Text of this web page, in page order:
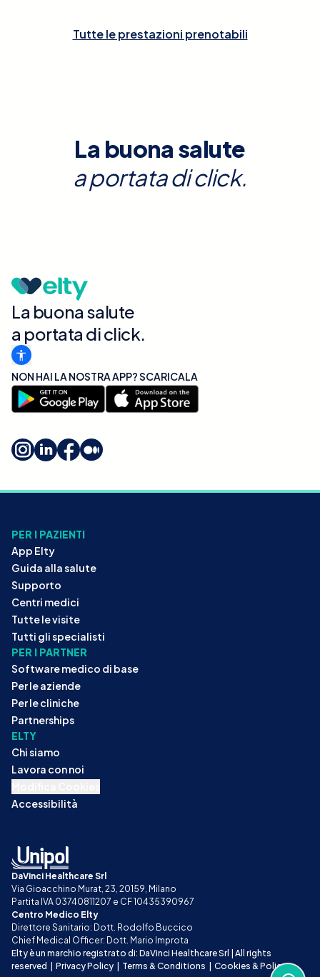
Tutte le prestazioni prenotabili
La buona salute
a portata di click.
La buona salute
a portata di click.
NON HAI LA NOSTRA APP? SCARICALA
PER I PAZIENTI
App Elty
Guida alla salute
Supporto
Centri medici
Tutte le visite
Tutti gli specialisti
PER I PARTNER
Software medico di base
Per le aziende
Per le cliniche
Partnerships
ELTY
Chi siamo
Lavora con noi
Accessibilità
DaVinci Healthcare Srl
Via Gioacchino Murat, 23, 20159, Milano
Partita IVA 03740811207 e CF 10435390967
Centro Medico Elty
Direttore Sanitario: Dott. Rodolfo Buccico
Chief Medical Officer: Dott. Mario Improta
Elty è un marchio registrato di: DaVinci Healthcare Srl | All rights
reserved | Privacy Policy | Terms & Conditions | Cookies & Policy